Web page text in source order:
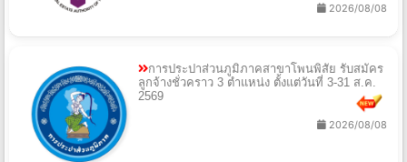
2026/08/08
การประปาส่วนภูมิภาคสาขาโพนพิสัย รับสมัคร
ลูกจ้างชั่วคราว 3 ตำแหน่ง ตั้งแต่วันที่ 3-31 ส.ค.
2569
2026/08/08